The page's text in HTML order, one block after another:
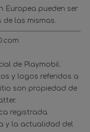
Europea pueden ser
las mismas.
de Playmobil.
y logos referidos a
son propiedad de
registrada.
y la actualidad del